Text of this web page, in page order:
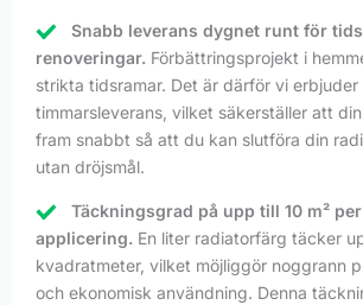
Snabb leverans dygnet runt för
renoveringar. Förbättringsprojekt i
strikta tidsramar. Det är därför vi
timmarsleverans, vilket säkerställer att
fram snabbt så att du kan slutföra din
utan dröjsmål.
Täckningsgrad på upp till 10 m²
applicering. En liter radiatorfärg täcker
kvadratmeter, vilket möjliggör noggrann
och ekonomisk användning. Denna